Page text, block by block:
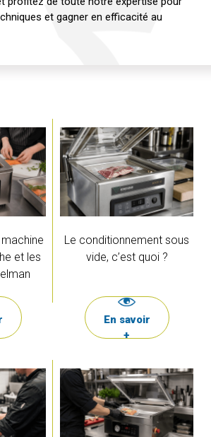
et gagner en efficacité au
et les
Le conditionnement sous
vide, c’est quoi ?
En savoir
+